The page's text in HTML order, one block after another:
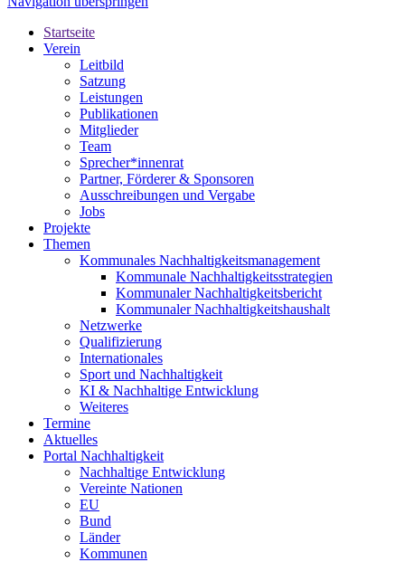
Startseite
Verein
Leitbild
Satzung
Leistungen
Publikationen
Mitglieder
Team
Sprecher*innenrat
Partner, Förderer & Sponsoren
Ausschreibungen und Vergabe
Jobs
Projekte
Themen
Kommunales Nachhaltigkeitsmanagement
Kommunale Nachhaltigkeitsstrategien
Kommunaler Nachhaltigkeitsbericht
Kommunaler Nachhaltigkeitshaushalt
Netzwerke
Qualifizierung
Internationales
Sport und Nachhaltigkeit
KI & Nachhaltige Entwicklung
Weiteres
Termine
Aktuelles
Portal Nachhaltigkeit
Nachhaltige Entwicklung
Vereinte Nationen
EU
Bund
Länder
Kommunen